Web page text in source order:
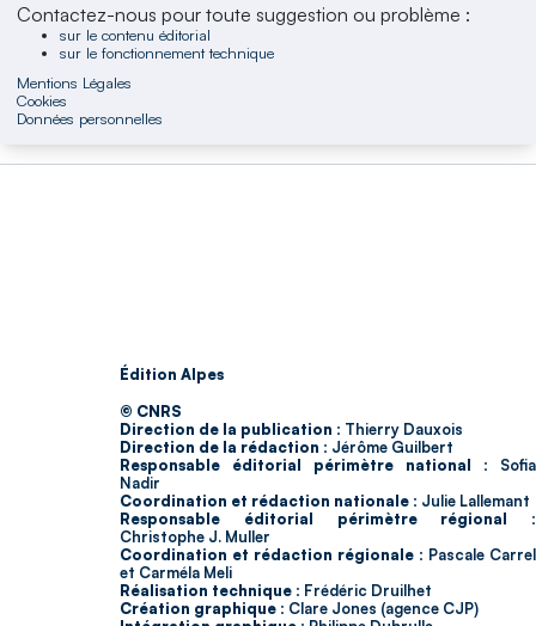
Contactez-nous pour toute suggestion ou problème :
sur le contenu éditorial
sur le fonctionnement technique
Mentions Légales
Cookies
Données personnelles
Édition Alpes
© CNRS
Direction de la publication : Thierry Dauxois
Direction de la rédaction : Jérôme Guilbert
Responsable éditorial périmètre national : Sofia
Nadir
Coordination et rédaction nationale : Julie Lallemant
Responsable éditorial périmètre régional :
Christophe J. Muller
Coordination et rédaction régionale : Pascale Carrel
et Carméla Meli
Réalisation technique : Frédéric Druilhet
Création graphique : Clare Jones (agence CJP)